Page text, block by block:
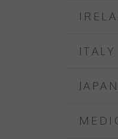
ITALY
JAPAN